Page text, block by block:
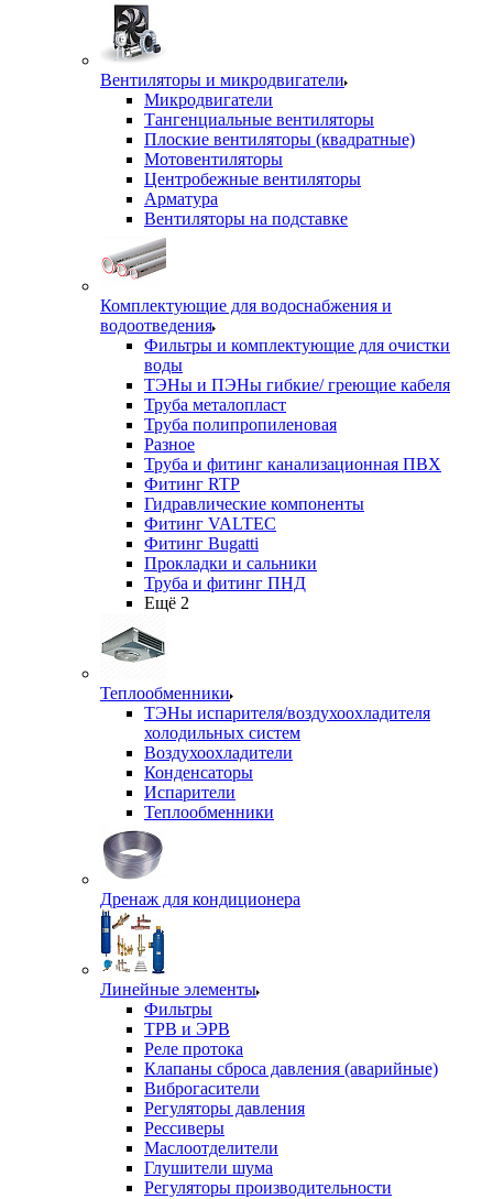
Вентиляторы и микродвигатели
Микродвигатели
Тангенциальные вентиляторы
Плоские вентиляторы (квадратные)
Мотовентиляторы
Центробежные вентиляторы
Арматура
Вентиляторы на подставке
Комплектующие для водоснабжения и
водоотведения
Фильтры и комплектующие для очистки
воды
ТЭНы и ПЭНы гибкие/ греющие кабеля
Труба металопласт
Труба полипропиленовая
Разное
Труба и фитинг канализационная ПВХ
Фитинг RTP
Гидравлические компоненты
Фитинг VALTEC
Фитинг Bugatti
Прокладки и сальники
Труба и фитинг ПНД
Ещё 2
Теплообменники
ТЭНы испарителя/воздухоохладителя
холодильных систем
Воздухоохладители
Конденсаторы
Испарители
Теплообменники
Дренаж для кондиционера
Линейные элементы
Фильтры
ТРВ и ЭРВ
Реле протока
Клапаны сброса давления (аварийные)
Виброгасители
Регуляторы давления
Рессиверы
Маслоотделители
Глушители шума
Регуляторы производительности